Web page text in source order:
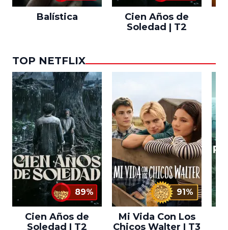
Balística
Cien Años de
Soledad | T2
TOP NETFLIX
89%
Cien Años de
Soledad | T2
91%
Mi Vida Con Los
Chicos Walter | T3